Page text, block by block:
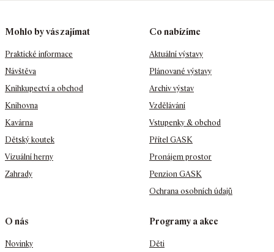
Mohlo by vás zajímat
Praktické informace
Návštěva
Knihkupectví a obchod
Knihovna
Kavárna
Dětský koutek
Vizuální herny
Zahrady
Co nabízíme
Aktuální výstavy
Plánované výstavy
Archiv výstav
Vzdělávání
Vstupenky & obchod
Přítel GASK
Pronájem prostor
Penzion GASK
Ochrana osobních údajů
O nás
Novinky
Programy a akce
Děti